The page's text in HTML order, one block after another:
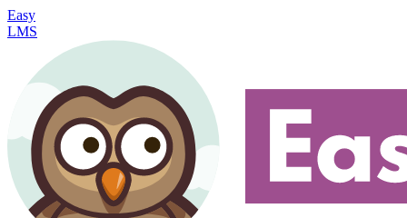
Easy
LMS